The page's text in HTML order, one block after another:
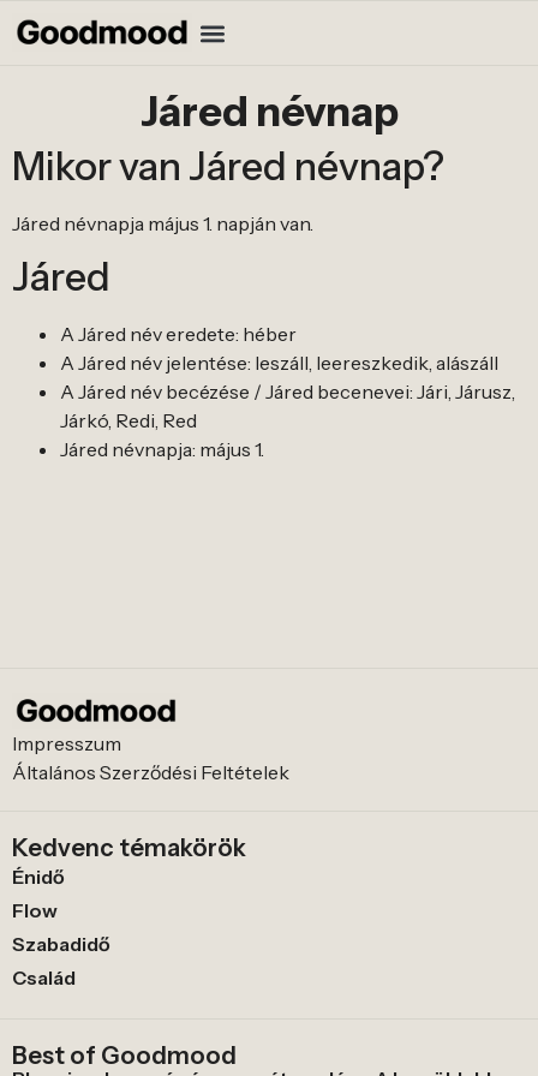
Járed névnap
Mikor van Járed névnap?
Járed névnapja május 1. napján van.
Járed
A Járed név eredete: héber
A Járed név jelentése: leszáll, leereszkedik, alászáll
A Járed név becézése / Járed becenevei: Jári, Járusz,
Járkó, Redi, Red
Járed névnapja: május 1.
Impresszum
Általános Szerződési Feltételek
Kedvenc témakörök
Énidő
Flow
Szabadidő
Család
Best of Goodmood